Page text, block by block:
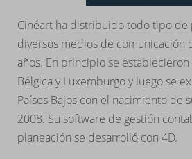
Cinéart ha distribuido todo tipo de
diversos medios de comunicación
años. En principio se
Bélgica y Luxemburgo y luego se
Países Bajos con el nacimiento de
2008. Su software de gestión
planeación se desarrolló con 4D.